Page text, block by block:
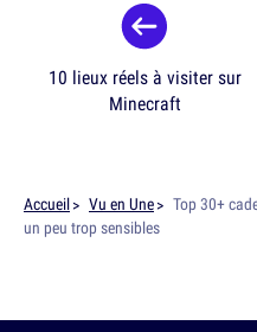
10 lieux réels à visiter sur
Minecraft
Accueil Vu en Une
Top 30+
un peu trop sensibles